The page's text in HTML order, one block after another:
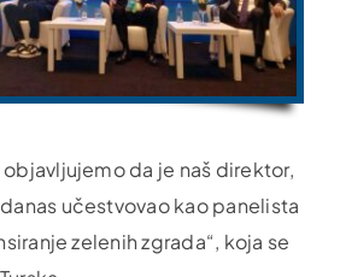
da je naš direktor,
učestvovao kao panelista
zelenih zgrada“, koja se